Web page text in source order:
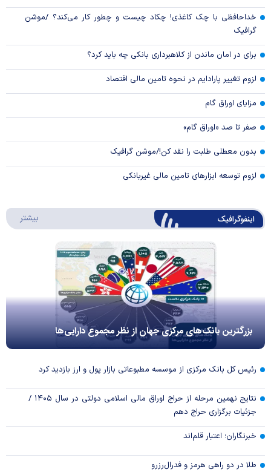
خداحافظی با چک کاغذی! چکاد چیست و چطور کار می‌کند؟ /موشن
گرافیک
برای در امان ماندن از کلاهبرداری بانکی چه باید کرد؟
لزوم تغییر پارادایم در نحوه تامین مالی اقتصاد
مزایای اوراق گام
صفر تا صد «اوراق گام»
بدون معطلی طلبت را نقد کن!/موشن گرافیک
لزوم توسعه ابزارهای تامین مالی غیربانکی
اینفوگرافیک بیشتر
بزرگترین بانک‌های مرکزی جهان از نظر مجموع دارایی‌ها
رئیس کل بانک مرکزی از موسسه مطبوعاتی بازار پول و ارز بازدید کرد
نتایج نهمین مرحله از حراج اوراق مالی اسلامی دولتی در سال ۱۴۰۵ /
جزئیات برگزاری حراج دهم
خبرنگاران؛ اعتبار قلم‌اند
طلا در دو راهی هرمز و فدرال‌رزرو